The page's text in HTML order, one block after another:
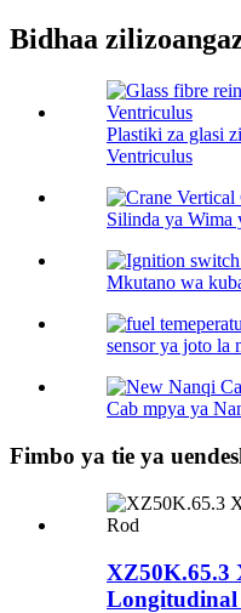
Bidhaa
Plastiki za glasi
Ventriculus
Silinda ya Wima
Mkutano wa
sensor ya joto la
Cab mpya ya
Fimbo ya tie ya
XZ50K.65.3
Longitudinal